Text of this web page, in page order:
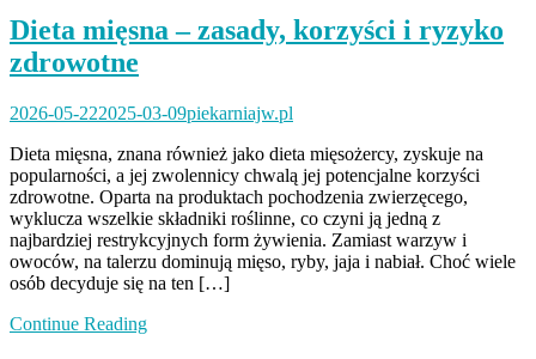
Dieta mięsna – zasady, korzyści i ryzyko
zdrowotne
2026-05-222025-03-09piekarniajw.pl
Dieta mięsna, znana również jako dieta mięsożercy, zyskuje na
popularności, a jej zwolennicy chwalą jej potencjalne korzyści
zdrowotne. Oparta na produktach pochodzenia zwierzęcego,
wyklucza wszelkie składniki roślinne, co czyni ją jedną z
najbardziej restrykcyjnych form żywienia. Zamiast warzyw i
owoców, na talerzu dominują mięso, ryby, jaja i nabiał. Choć wiele
osób decyduje się na ten […]
Continue Reading